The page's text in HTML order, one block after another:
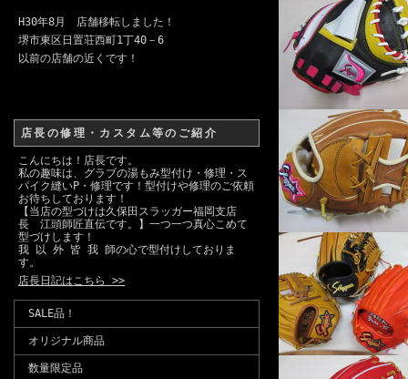
H30年8月 店舗移転しました！
堺市東区日置荘西町1丁40－6
以前の店舗の近くです！
店長の修理・カスタム等のご紹介
こんにちは！店長です。
私の趣味は、グラブの湯もみ型付け・修理・ス
パイク縫いP・修理です！型付けや修理のご依頼
お待ちしております！
【当店の型づけは久保田スラッガー福岡支店
長 江頭師匠直伝です。】一つ一つ真心こめて
型づけします！
我 以 外 皆 我 師の心で型付けしておりま
す。
店長日記はこちら >>
SALE品！
オリジナル商品
数量限定品